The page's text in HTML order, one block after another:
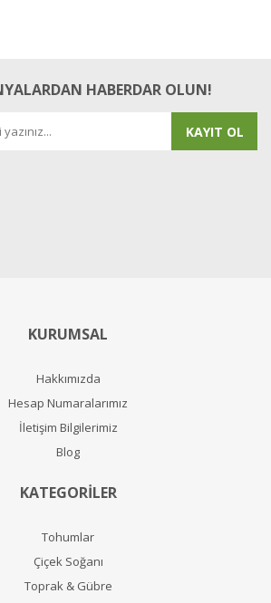
HABERDAR OLUN!
KAYIT OL
KURUMSAL
Hakkımızda
Hesap Numaralarımız
İletişim Bilgilerimiz
Blog
KATEGORİLER
Tohumlar
Çiçek Soğanı
Toprak & Gübre